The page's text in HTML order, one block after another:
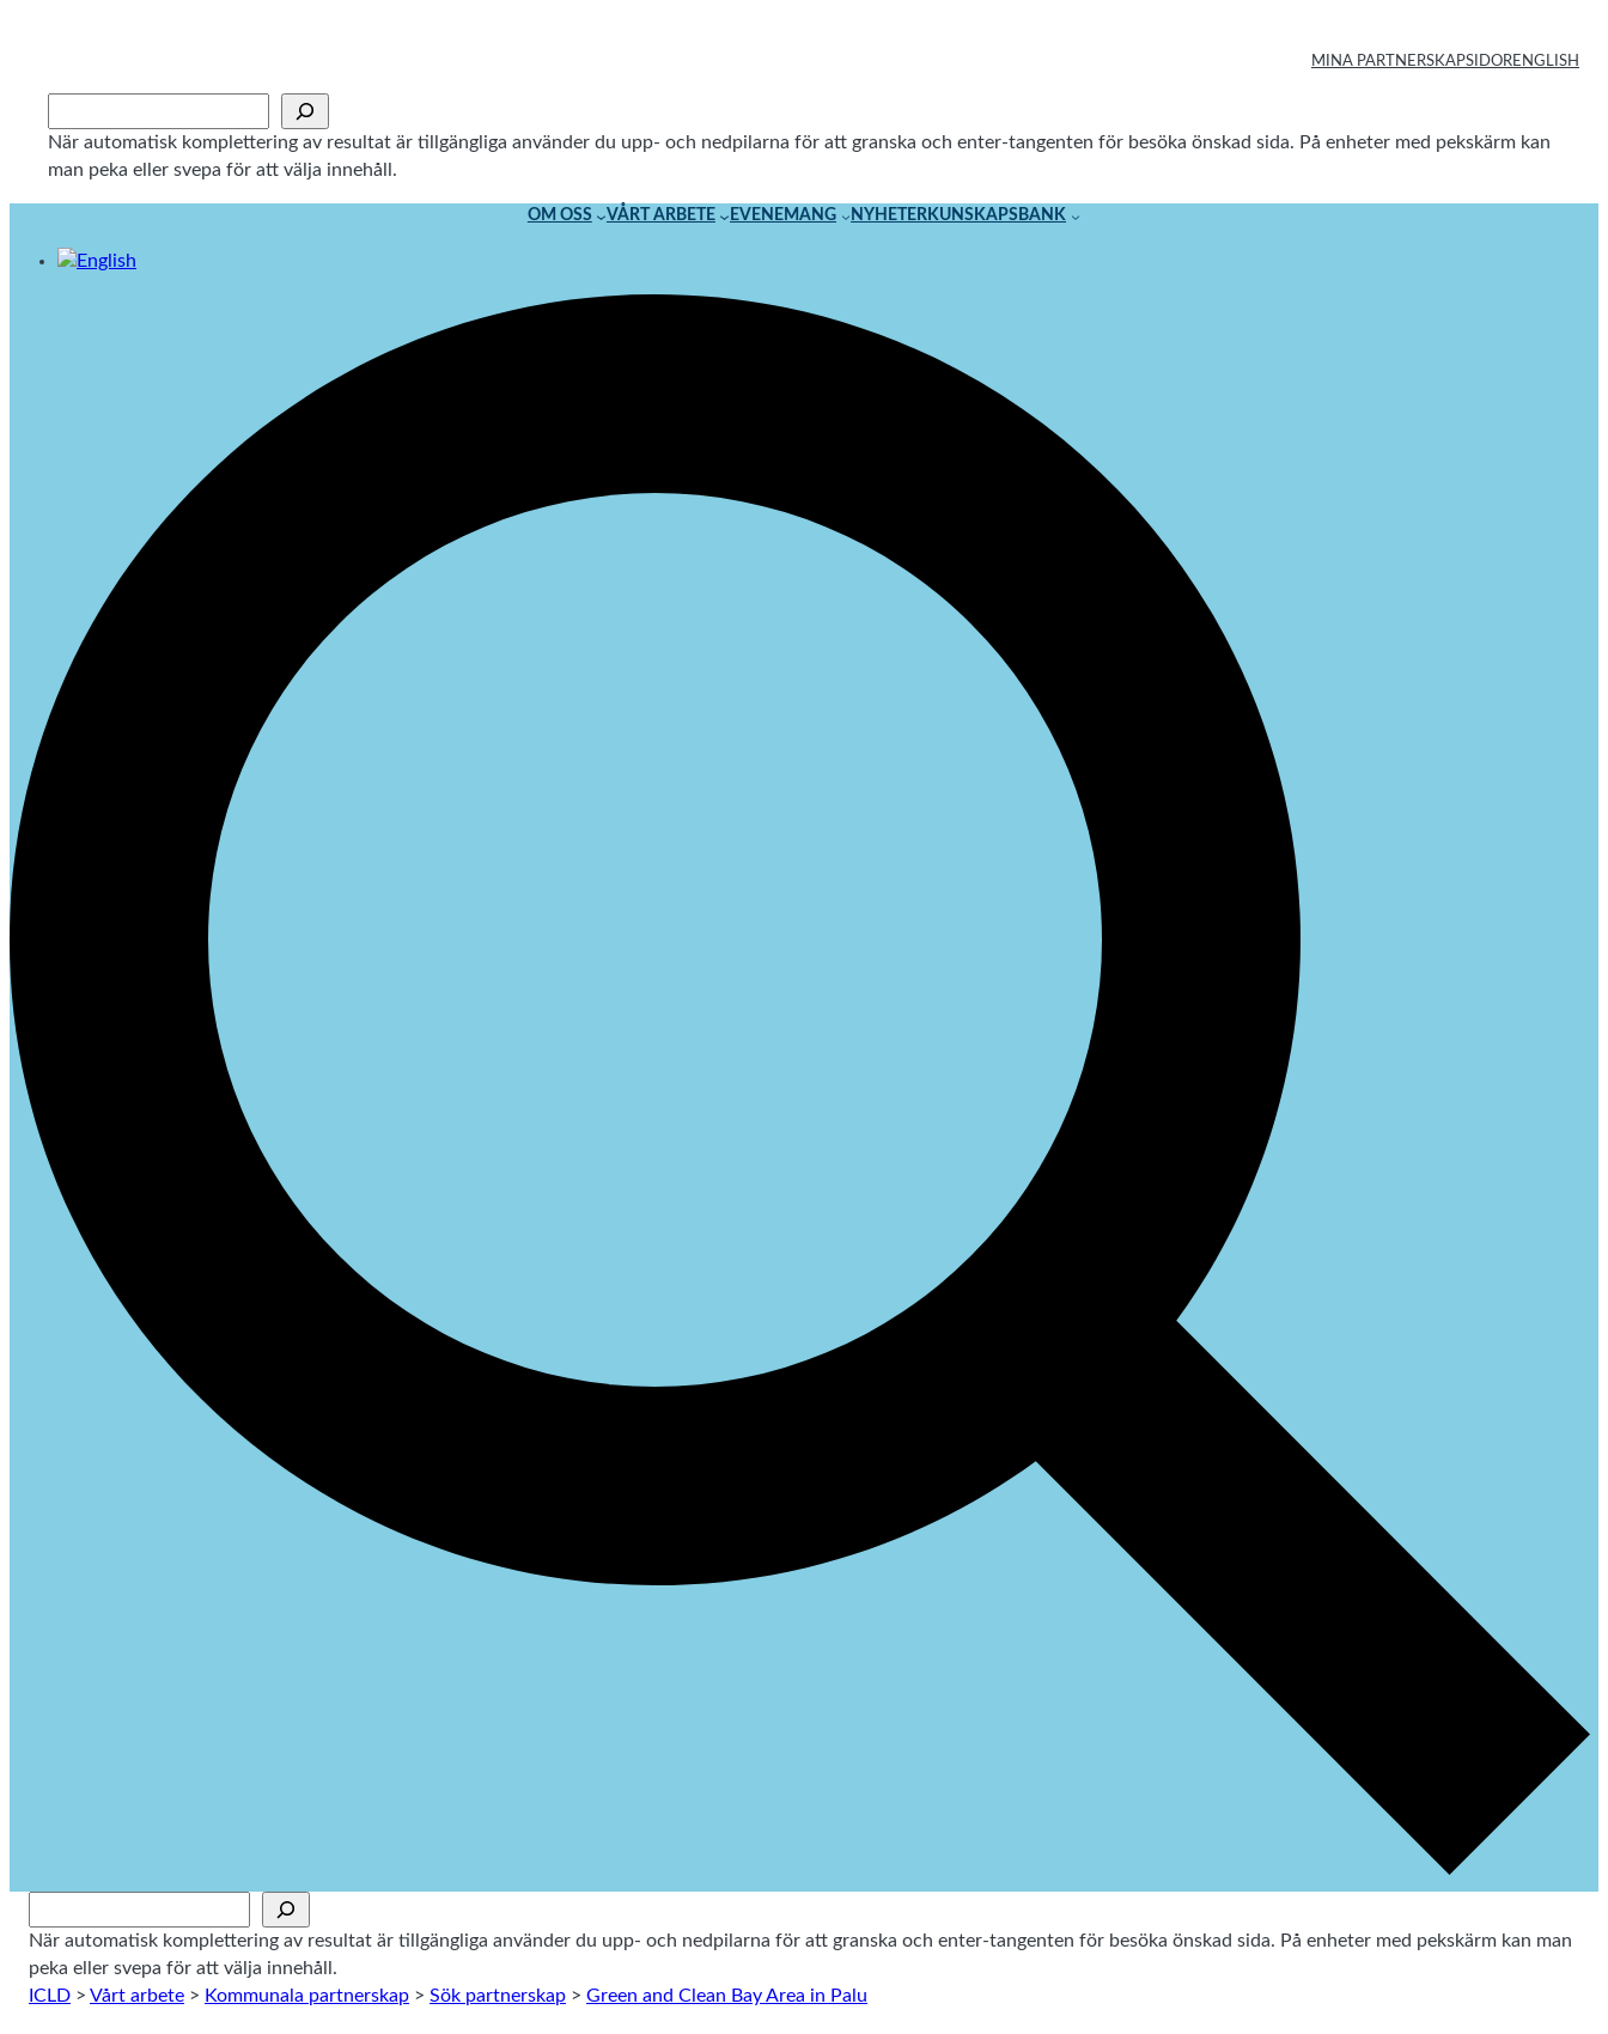
MINA PARTNERSKAPSIDORENGLISH
När automatisk komplettering av resultat är tillgängliga använder du upp- och nedpilarna för att granska och enter-tangenten för besöka önskad sida. På enheter med pekskärm kan
man peka eller svepa för att välja innehåll.
OM OSS VÅRT ARBETE EVENEMANG NYHETER KUNSKAPSBANK
När automatisk komplettering av resultat är tillgängliga använder du upp- och nedpilarna för att granska och enter-tangenten för besöka önskad sida. På enheter med pekskärm kan man
peka eller svepa för att välja innehåll.
ICLD > Vårt arbete > Kommunala partnerskap > Sök partnerskap > Green and Clean Bay Area in Palu